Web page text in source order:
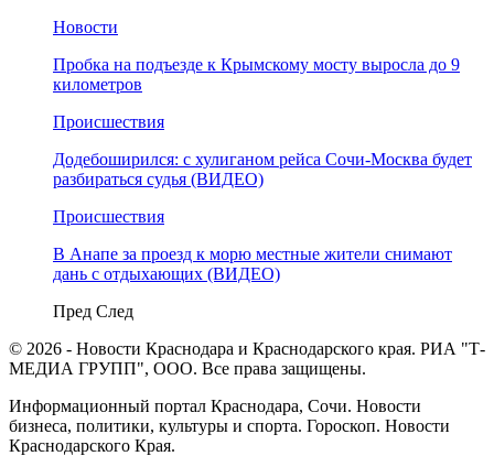
Новости
Пробка на подъезде к Крымскому мосту выросла до 9
километров
Происшествия
Додебоширился: с хулиганом рейса Сочи-Москва будет
разбираться судья (ВИДЕО)
Происшествия
В Анапе за проезд к морю местные жители снимают
дань с отдыхающих (ВИДЕО)
Пред След
© 2026 - Новости Краснодара и Краснодарского края. РИА "Т-
МЕДИА ГРУПП", ООО. Все права защищены.
Информационный портал Краснодара, Сочи. Новости
бизнеса, политики, культуры и спорта. Гороскоп. Новости
Краснодарского Края.